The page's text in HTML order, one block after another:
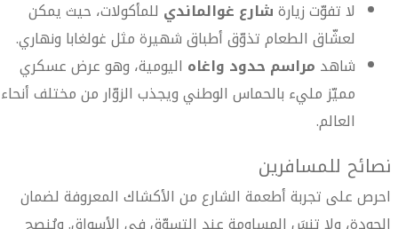
لا تفوّت زيارةشارع غوالماندي للمأكولات، حيث يمكن
لعشّاق الطعام تذوّق أطباق شهيرة مثل غولغابا ونهاري.
شاهد مراسم حدود واغاه اليومية، وهو عرض عسكري
مميّز مليء بالحماس الوطني ويجذب الزوّار من مختلف أنحاء
العالم.
نصائح للمسافرين
احرص على تجربة أطعمة الشارع من الأكشاك المعروفة لضمان